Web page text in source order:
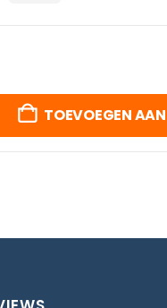
TOEVOEGEN